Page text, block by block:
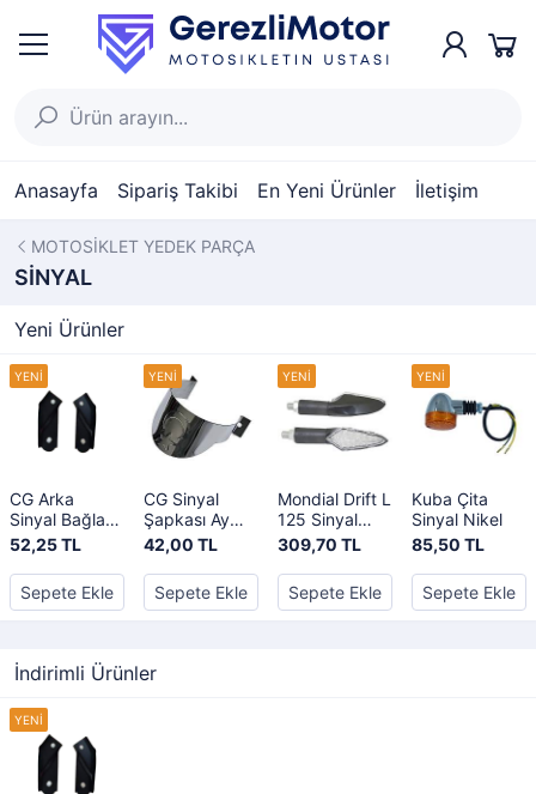
Anasayfa Sipariş Takibi En Yeni Ürünler İletişim
MOTOSİKLET YEDEK PARÇA
SİNYAL
Yeni Ürünler
CG Arka
Sinyal Bağlantı
Demiri 2'li Set
52,25 TL
Sepete Ekle
CG Sinyal
Şapkası Ay
Yıldızlı Çita
42,00 TL
Sepete Ekle
Mondial Drift L
125 Sinyal
Takımı
309,70 TL
Sepete Ekle
Kuba Çita
Sinyal Nikel
85,50 TL
Sepete Ekle
İndirimli Ürünler